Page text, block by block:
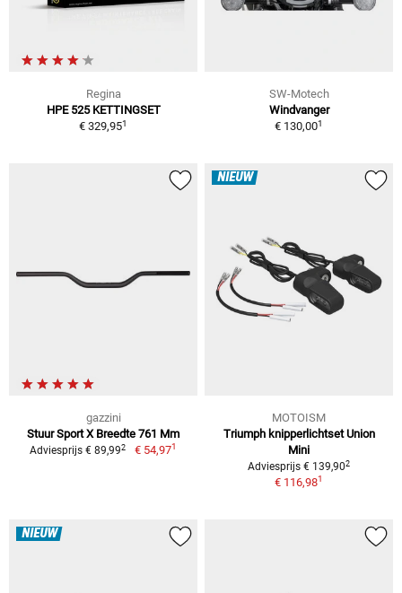
Regina
HPE 525 KETTINGSET
€ 329,951
SW-Motech
Windvanger
€ 130,001
gazzini
Stuur Sport X Breedte 761 Mm
Adviesprijs € 89,992 € 54,971
NIEUW
MOTOISM
Triumph knipperlichtset Union
Mini
Adviesprijs € 139,902
€ 116,981
NIEUW